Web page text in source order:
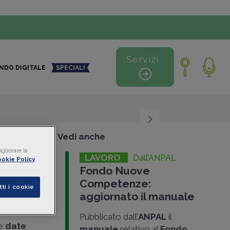
DIGITALE SPECIALI
Servizi
date
Vedi anche
LAVORO Dall’ANPAL
Fondo Nuove
Competenze:
aggiornato il manuale
Pubblicato dall’ANPALil
la
Policy
i cookie